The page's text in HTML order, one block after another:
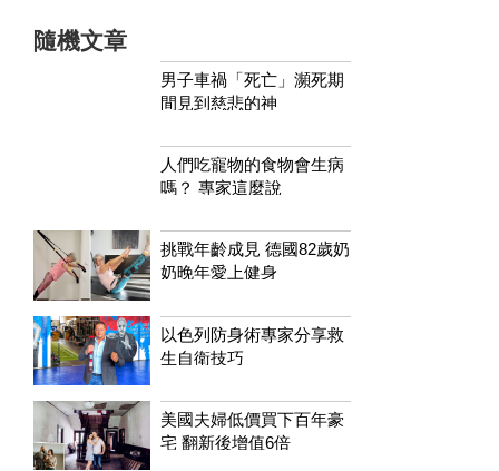
隨機文章
男子車禍「死亡」瀕死期
間見到慈悲的神
人們吃寵物的食物會生病
嗎？ 專家這麼說
挑戰年齡成見 德國82歲奶
奶晚年愛上健身
以色列防身術專家分享救
生自衛技巧
美國夫婦低價買下百年豪
宅 翻新後增值6倍